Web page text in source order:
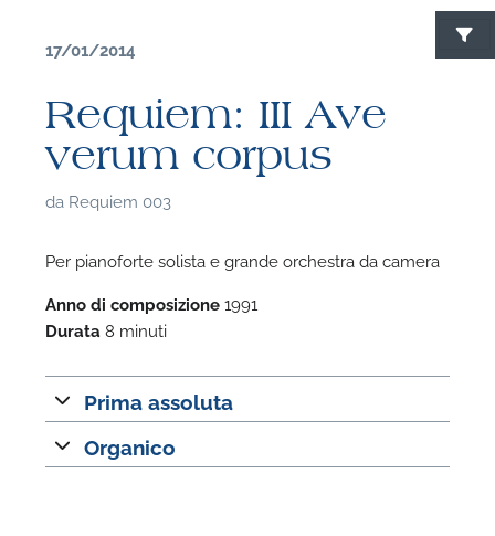
17/01/2014
Requiem: III Ave
verum corpus
da Requiem 003
Per pianoforte solista e grande orchestra da camera
Anno di composizione 1991
Durata 8 minuti
Prima assoluta
Organico